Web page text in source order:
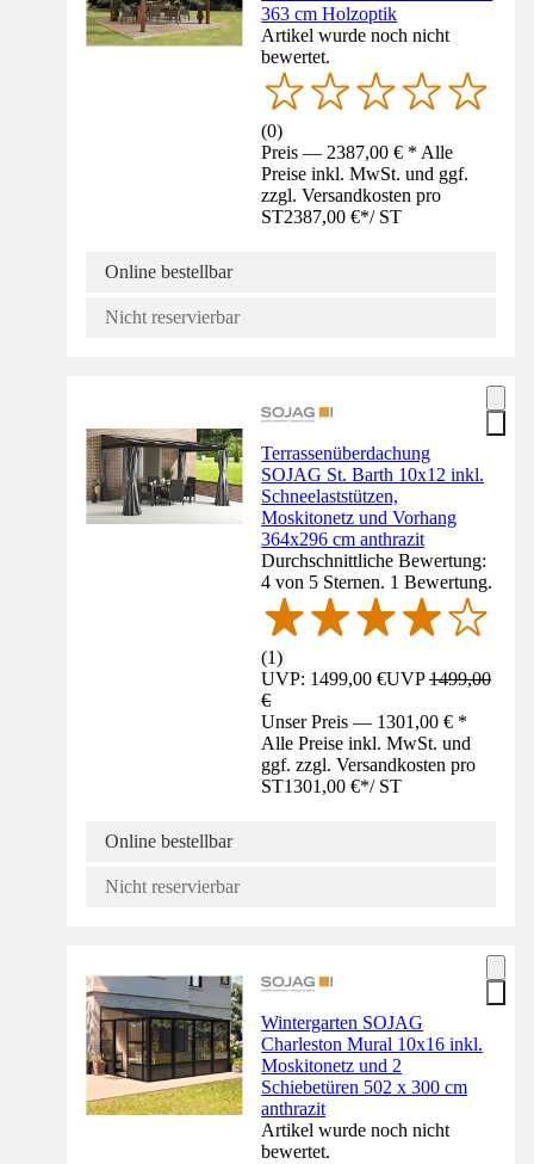
363 cm Holzoptik
Artikel wurde noch nicht
bewertet.
(0)
Preis — 2387,00 € * Alle
Preise inkl. MwSt. und ggf.
zzgl. Versandkosten pro
ST2387,00 €*/ ST
Online bestellbar
Nicht reservierbar
Terrassenüberdachung
SOJAG St. Barth 10x12 inkl.
Schneelaststützen,
Moskitonetz und Vorhang
364x296 cm anthrazit
Durchschnittliche Bewertung:
4 von 5 Sternen. 1 Bewertung.
(1)
UVP: 1499,00 €UVP1499,00
€
Unser Preis — 1301,00 € *
Alle Preise inkl. MwSt. und
ggf. zzgl. Versandkosten pro
ST1301,00 €*/ ST
Online bestellbar
Nicht reservierbar
Wintergarten SOJAG
Charleston Mural 10x16 inkl.
Moskitonetz und 2
Schiebetüren 502 x 300 cm
anthrazit
Artikel wurde noch nicht
bewertet.